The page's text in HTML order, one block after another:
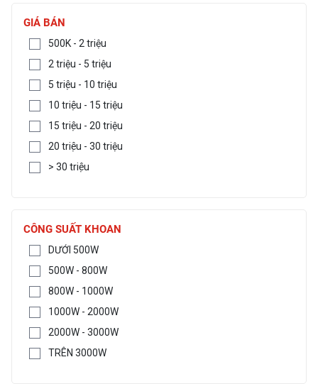
GIÁ BÁN
500K - 2 triệu
2 triệu - 5 triệu
5 triệu - 10 triệu
10 triệu - 15 triệu
15 triệu - 20 triệu
20 triệu - 30 triệu
> 30 triệu
CÔNG SUẤT KHOAN
DƯỚI 500W
500W - 800W
800W - 1000W
1000W - 2000W
2000W - 3000W
TRÊN 3000W